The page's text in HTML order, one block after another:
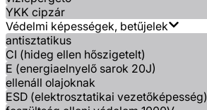
YKK cipzár
Védelmi képességek, betűjelek
antisztatikus
CI (hideg ellen hőszigetelt)
E (energiaelnyelő sarok 20J)
ellenáll olajoknak
ESD (elektrosztatikai vezetőképesség)